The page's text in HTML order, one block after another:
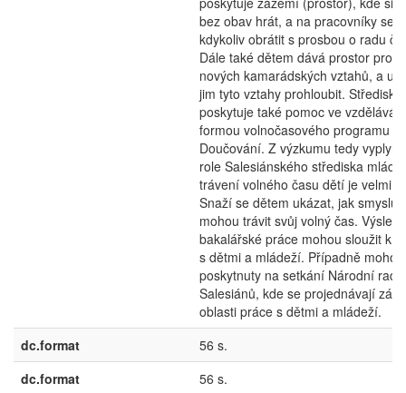
bez obav hrát, a na pracovníky se
kdykoliv obrátit s prosbou o radu či
Dále také dětem dává prostor pro
nových kamarádských vztahů, a
jim tyto vztahy prohloubit. Středisko
poskytuje také pomoc ve
formou volnočasového programu
Doučování. Z výzkumu tedy
role Salesiánského střediska
trávení volného času dětí je velmi
Snaží se dětem ukázat, jak
mohou trávit svůj volný čas.
bakalářské práce mohou sloužit k
s dětmi a mládeží. Případně
poskytnuty na setkání Národní rady
Salesiánů, kde se projednávají
oblasti práce s dětmi a mládeží.
dc.format
56 s.
dc.format
56 s.